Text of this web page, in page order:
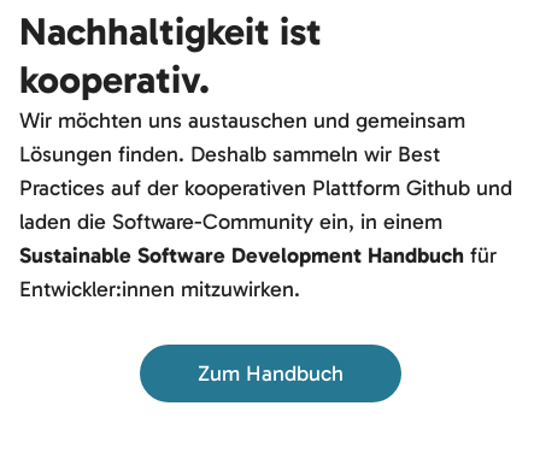
Nachhaltigkeit ist
kooperativ.
Wir möchten uns austauschen und gemeinsam
Lösungen finden. Deshalb sammeln wir Best
Practices auf der kooperativen Plattform Github und
laden die Software-Community ein, in einem
Sustainable Software Development Handbuch für
Entwickler:innen mitzuwirken.
Zum Handbuch